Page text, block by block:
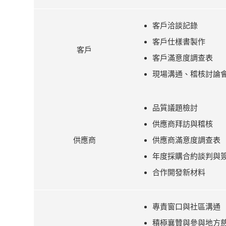
客戶
客戶洽談記錄
客戶仕樣書製作
客戶滿意度調查表
現場溝通、稽核討論
供應商
品質議題檢討
供應商拜訪與稽核
供應商滿意度調查表
年度採購合約談判與
合作開發新材料
專責窗口與社區溝通
積極襄贊與參與地方